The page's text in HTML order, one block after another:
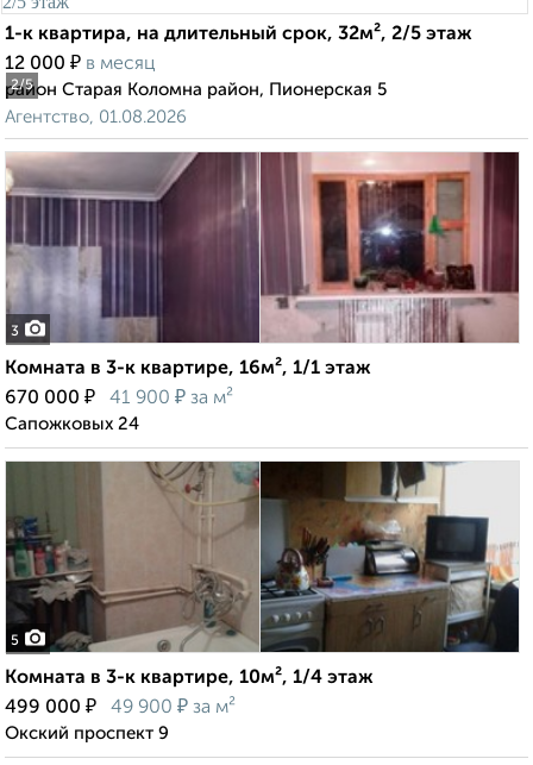
2/5
1-к квартира, на длительный срок, 32м², 2/5 этаж
12 000 ₽ в месяц
район Старая Коломна район, Пионерская 5
Агентство, 01.08.2026
3
Комната в 3-к квартире, 16м², 1/1 этаж
670 000 ₽ 41 900 ₽ за м²
Сапожковых 24
5
Комната в 3-к квартире, 10м², 1/4 этаж
499 000 ₽ 49 900 ₽ за м²
Окский проспект 9